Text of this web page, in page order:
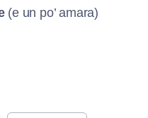
(e un po’ amara)